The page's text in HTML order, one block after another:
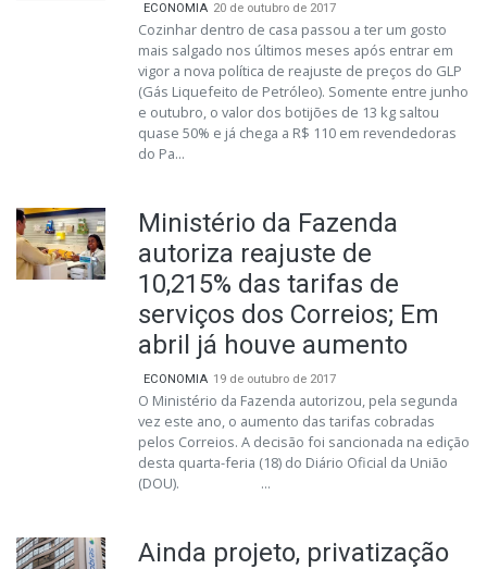
ECONOMIA 20 de outubro de 2017
Cozinhar dentro de casa passou a ter um gosto
mais salgado nos últimos meses após entrar em
vigor a nova política de reajuste de preços do GLP
(Gás Liquefeito de Petróleo). Somente entre junho
e outubro, o valor dos botijões de 13 kg saltou
quase 50% e já chega a R$ 110 em revendedoras
do Pa...
Ministério da Fazenda
autoriza reajuste de
10,215% das tarifas de
serviços dos Correios; Em
abril já houve aumento
ECONOMIA 19 de outubro de 2017
O Ministério da Fazenda autorizou, pela segunda
vez este ano, o aumento das tarifas cobradas
pelos Correios. A decisão foi sancionada na edição
desta quarta-feria (18) do Diário Oficial da União
(DOU). ...
Ainda projeto, privatização